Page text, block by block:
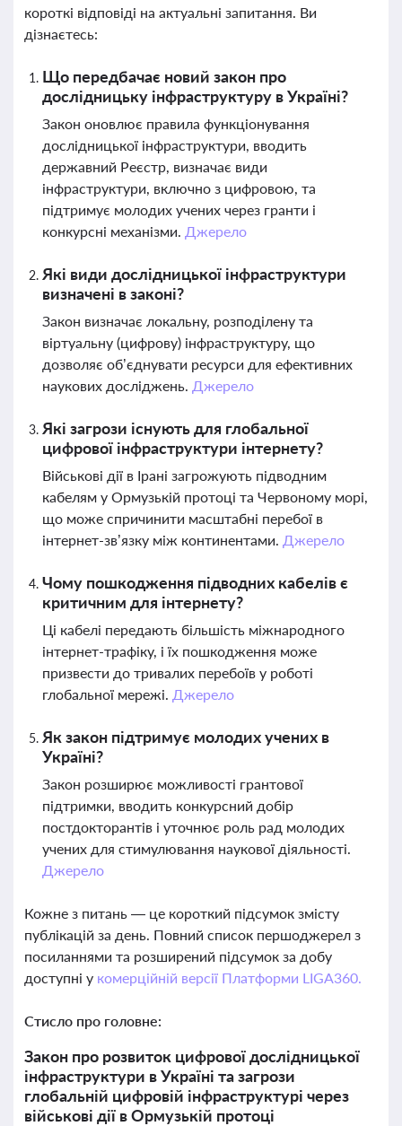
короткі відповіді на актуальні запитання. Ви
дізнаєтесь:
Що передбачає новий закон про
дослідницьку інфраструктуру в Україні?
Закон оновлює правила функціонування
дослідницької інфраструктури, вводить
державний Реєстр, визначає види
інфраструктури, включно з цифровою, та
підтримує молодих учених через гранти і
конкурсні механізми. Джерело
Які види дослідницької інфраструктури
визначені в законі?
Закон визначає локальну, розподілену та
віртуальну (цифрову) інфраструктуру, що
дозволяє об’єднувати ресурси для ефективних
наукових досліджень. Джерело
Які загрози існують для глобальної
цифрової інфраструктури інтернету?
Військові дії в Ірані загрожують підводним
кабелям у Ормузькій протоці та Червоному морі,
що може спричинити масштабні перебої в
інтернет-зв’язку між континентами. Джерело
Чому пошкодження підводних кабелів є
критичним для інтернету?
Ці кабелі передають більшість міжнародного
інтернет-трафіку, і їх пошкодження може
призвести до тривалих перебоїв у роботі
глобальної мережі. Джерело
Як закон підтримує молодих учених в
Україні?
Закон розширює можливості грантової
підтримки, вводить конкурсний добір
постдокторантів і уточнює роль рад молодих
учених для стимулювання наукової діяльності.
Джерело
Кожне з питань — це короткий підсумок змісту
публікацій за день. Повний список першоджерел з
посиланнями та розширений підсумок за добу
доступні у комерційній версії Платформи LIGA360.
Стисло про головне:
Закон про розвиток цифрової дослідницької
інфраструктури в Україні та загрози
глобальній цифровій інфраструктурі через
військові дії в Ормузькій протоці